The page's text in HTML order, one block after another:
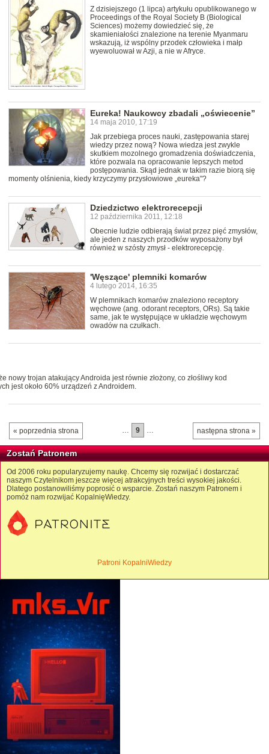
Z dzisiejszego (1 lipca) artykułu opublikowanego w
Proceedings of the Royal Society B (Biological
Sciences) możemy dowiedzieć się, że
skamieniałości znalezione na terenie Myanmaru
wskazują, iż wspólny przodek człowieka i małp
wyewoluował w Azji, a nie w Afryce.
Eureka! Naukowcy zbadali „oświecenie”
14 maja 2010, 17:19
Jak przebiega proces nauki, zastępowania starej
wiedzy przez nową? Nowa wiedza jest zwykle
skutkiem mozolnego gromadzenia doświadczenia,
które pozwala na opracowanie lepszych metod
postępowania. Skąd jednak w takim razie biorą się
momenty olśnienia, kiedy krzyczymy przysłowiowe „eureka"?
Dziedzictwo elektrorecepcji
12 października 2011, 12:18
Obecnie ludzie odbierają świat przez pięć zmysłów,
ale jeden z naszych przodków wyposażony był
również w szósty zmysł - elektrorecepcję.
'Węszące' plemniki komarów
4 lutego 2014, 16:35
W plemnikach komarów znaleziono receptory
węchowe (ang. odorant receptors, ORs). Są takie
same, jak te występujące w układzie węchowym
owadów na czułkach.
nowy trojan atakujący Androida jest równie złożony, co złośliwy kod
jest około 60% urządzeń z Androidem.
« poprzednia strona następna strona »
9
Zostań Patronem
Od 2006 roku popularyzujemy naukę. Chcemy się rozwijać i dostarczać
naszym Czytelnikom jeszcze więcej atrakcyjnych treści wysokiej jakości.
Dlatego postanowiliśmy poprosić o wsparcie. Zostań naszym Patronem i
pomóż nam rozwijać KopalnięWiedzy.
Patroni KopalniWiedzy